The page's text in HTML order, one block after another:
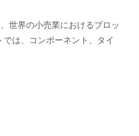
世界の小売業におけるブロッ
は、コンポーネント、タイ